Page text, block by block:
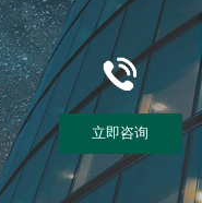
立即咨询